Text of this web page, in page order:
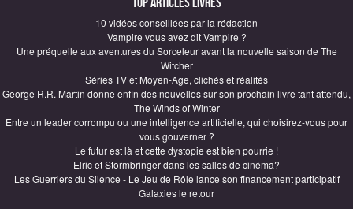
10 vidéos conseillées par la rédaction
Vampire vous avez dit Vampire ?
Une préquelle aux aventures du Sorceleur avant la nouvelle saison de The
Witcher
Séries TV et Moyen-Age, clichés et réalités
George R.R. Martin donne enfin des nouvelles sur son prochain livre tant attendu,
The Winds of Winter
Entre un leader corrompu ou une intelligence artificielle, qui choisirez-vous pour
vous gouverner ?
Le futur est là et cette dystopie est bien pourrie !
Elric et Stormbringer dans les salles de cinéma?
Les Guerriers du Silence - Le Jeu de Rôle lance son financement participatif
Galaxies le retour